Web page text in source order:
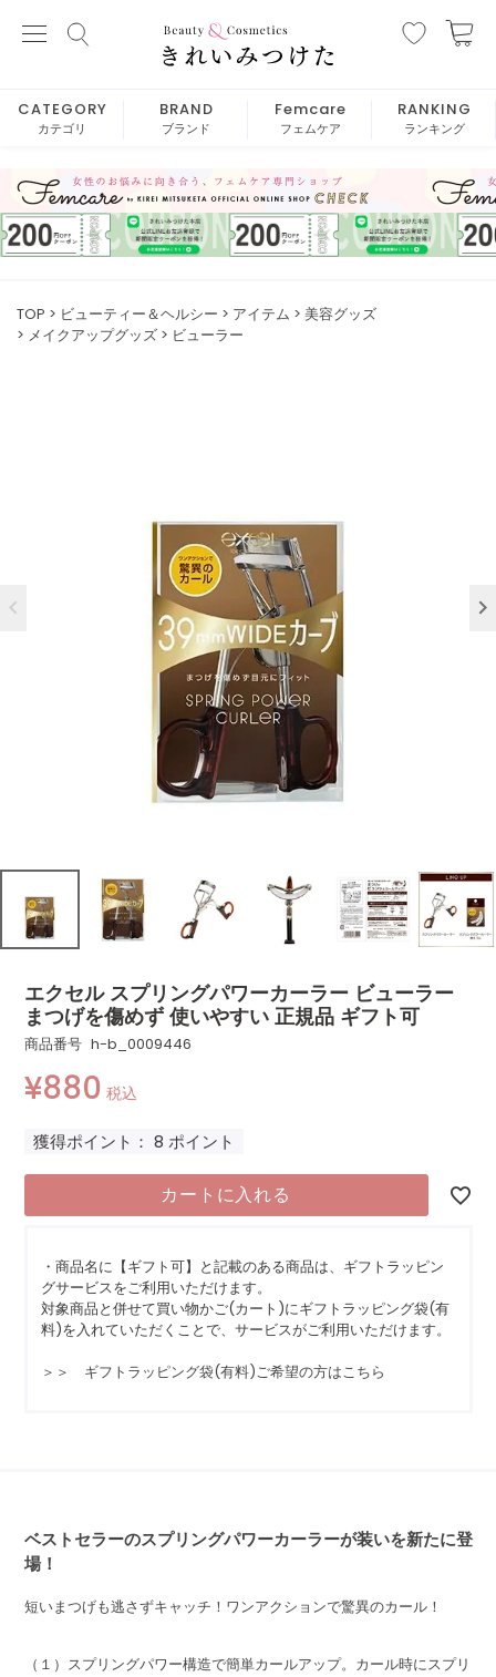
CATEGORY
カテゴリ
BRAND
ブランド
Femcare
フェムケア
RANKING
ランキング
TOP ビューティー＆ヘルシー アイテム
美容グッズ
メイクアップグッズ
ビューラー
エクセル スプリングパワーカーラー ビューラー
まつげを傷めず 使いやすい 正規品 ギフト可
商品番号 h-b_0009446
¥880 税込
獲得ポイント： 8 ポイント
カートに入れる
・商品名に【ギフト可】と記載のある商品は、ギフトラッピン
グサービスをご利用いただけます。
対象商品と併せて買い物かご(カート)にギフトラッピング袋(有
料)を入れていただくことで、サービスがご利用いただけます。
＞＞ ギフトラッピング袋(有料)ご希望の方はこちら
ベストセラーのスプリングパワーカーラーが装いを新たに登
場！
短いまつげも逃さずキャッチ！ワンアクションで驚異のカール！
（１）スプリングパワー構造で簡単カールアップ。カール時にスプリ